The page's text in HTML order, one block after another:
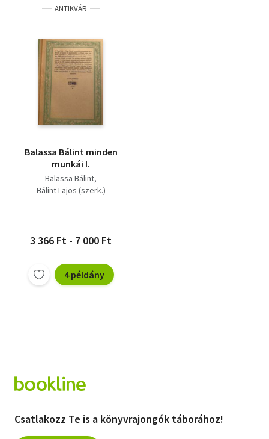
ANTIKVÁR
Balassa Bálint minden
munkái I.
Balassa Bálint
Bálint Lajos (szerk.)
3 366 Ft - 7 000 Ft
4 példány
Csatlakozz Te is a könyvrajongók táborához!